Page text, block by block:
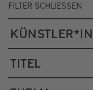
FILTER SCHLIESSEN
KÜNSTLER*IN
TITEL